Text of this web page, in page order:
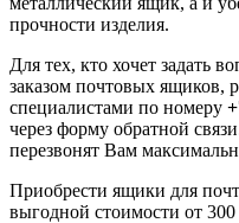
прочности изделия.
Для тех, кто хочет задать
заказом почтовых ящиков,
специалистами по номеру
через форму обратной
перезвонят Вам
Приобрести ящики для
выгодной стоимости от 300